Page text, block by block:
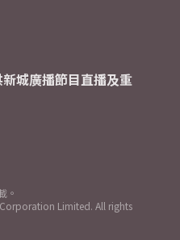
城廣播節目直播及重
。
Limited. All rights